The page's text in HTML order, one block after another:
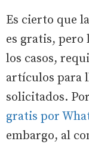
Es cierto que
es gratis, pero
los casos,
artículos para
solicitados.
gratis por
embargo, al